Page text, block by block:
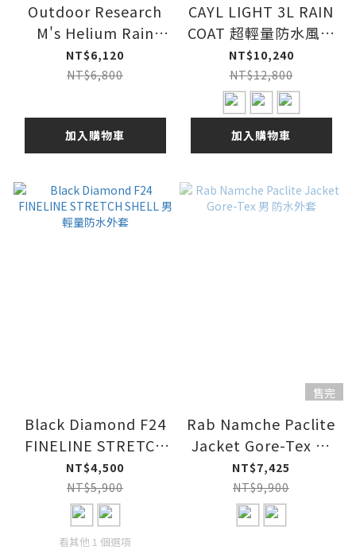
Outdoor Research
M's Helium Rain
Ultralight Jacket
NT$6,120
NT$6,800
加入購物車
CAYL LIGHT 3L RAIN
COAT 超輕量防水風衣
外套 25SS
NT$10,240
NT$12,800
加入購物車
Black Diamond F24
FINELINE STRETCH
SHELL 男 輕量防水外
套
NT$4,500
NT$5,900
看其他 1 個選項
售完
Rab Namche Paclite
Jacket Gore-Tex 男
防水外套
NT$7,425
NT$9,900